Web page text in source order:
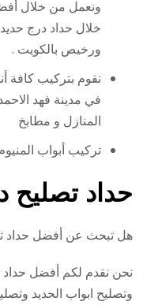
ونعمل من خلال
خلال حداد درج
ورخيص بالكويت .
نقوم بتركيب كافة
في مدينة فهد
المنازل و مطابخ
تركيب أبواب
حداد تصليح
هل تبحث عن أفضل حداد
نحن نقدم لكم أفضل حداد
وتصليح ابواب الحديد